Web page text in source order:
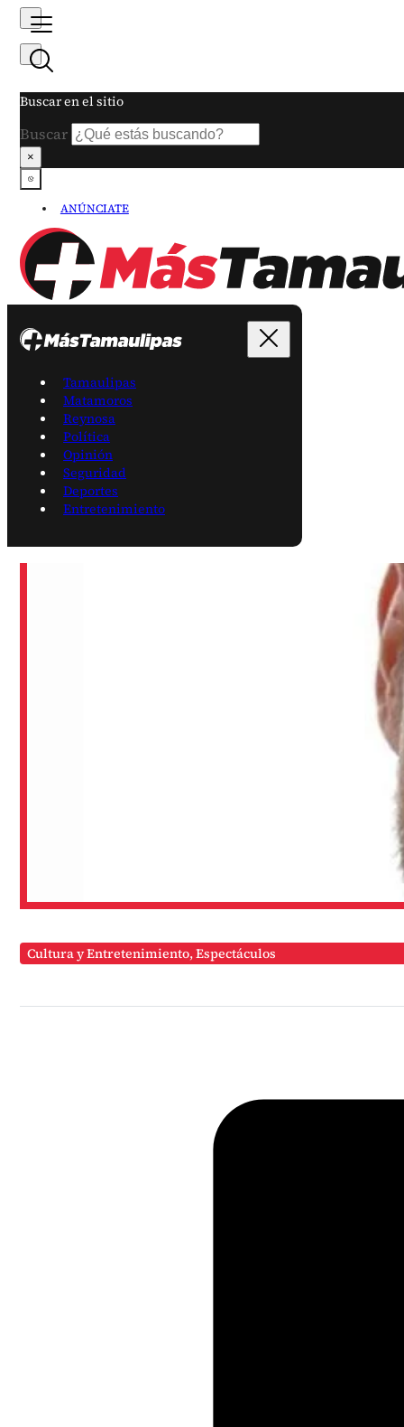
Buscar en el sitio
Buscar
×
ANÚNCIATE
Tamaulipas
Matamoros
Reynosa
Política
Opinión
Seguridad
Deportes
Entretenimiento
Cultura y Entretenimiento,Espectáculos